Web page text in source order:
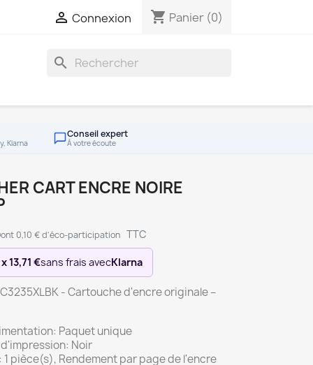
 Connexion shopping_cart Panier (0)
search
Klarna
Conseil expert
À votre écoute
CART ENCRE NOIRE
0,10 € d'éco-participation TTC
13,71 €sans frais avecKlarna
- Cartouche d'encre originale –
Paquet unique
Noir
pièce(s), Rendement par page de l'encre